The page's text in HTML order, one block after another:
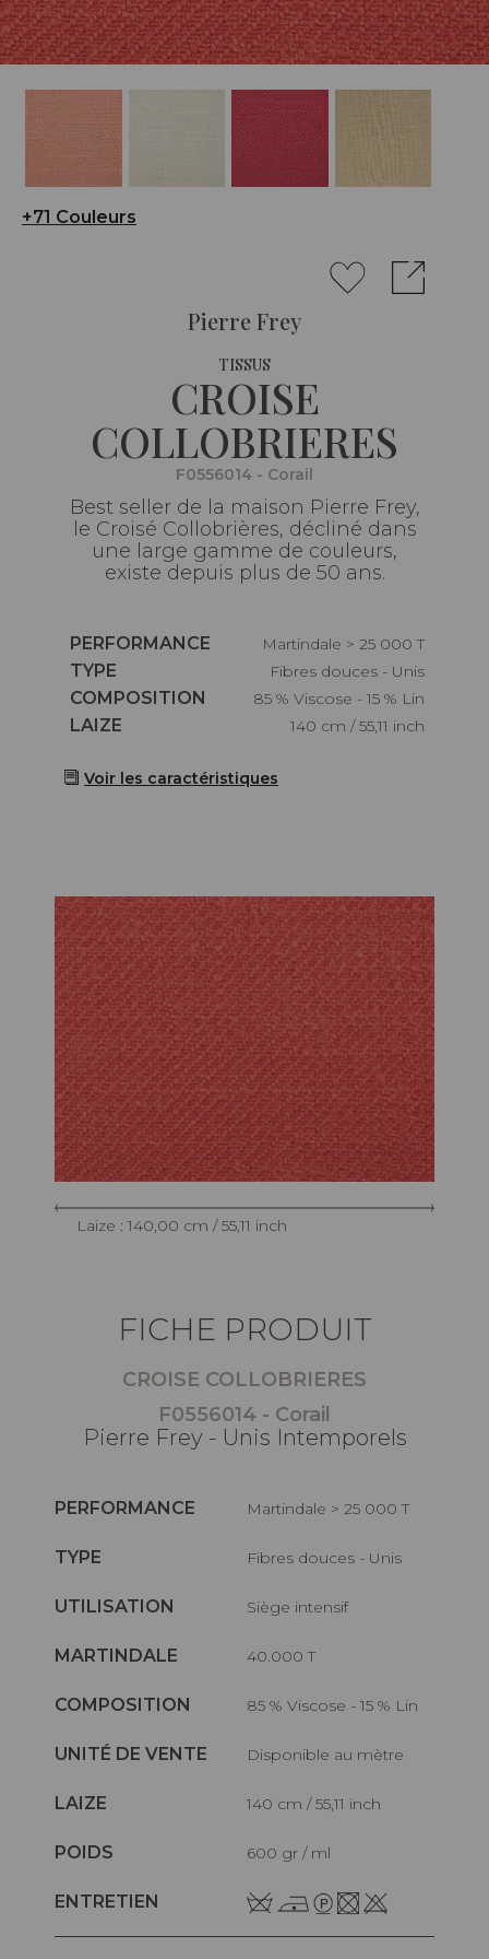
+71 Couleurs
Pierre Frey
TISSUS
CROISE
COLLOBRIERES
F0556014 - Corail
Best seller de la maison Pierre Frey,
le Croisé Collobrières, décliné dans
une large gamme de couleurs,
existe depuis plus de 50 ans.
Caractéristiques
PERFORMANCE
Martindale > 25 000 T
Caractéristiques
TYPE
Fibres douces - Unis
Caractéristiques
COMPOSITION
85 % Viscose - 15 % Lin
Caractéristiques
LAIZE 140 cm / 55,11 inch
Voir les caractéristiques
Laize : 140,00 cm / 55,11 inch
FICHE PRODUIT
CROISE COLLOBRIERES
F0556014 - Corail
Pierre Frey - Unis Intemporels
PERFORMANCE Martindale > 25 000 T
TYPE Fibres douces - Unis
UTILISATION Siège intensif
MARTINDALE 40.000 T
COMPOSITION 85 % Viscose - 15 % Lin
UNITÉ DE VENTE Disponible au mètre
LAIZE 140 cm / 55,11 inch
POIDS 600 gr / ml
ENTRETIEN